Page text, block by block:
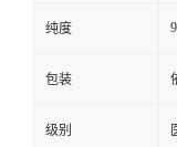
纯度
包装
级别